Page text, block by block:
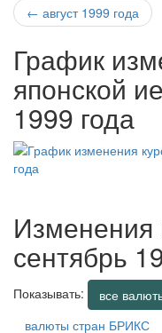
← август 1999 года
График
японской
1999 года
Изменения
сентябрь
Показывать: все
валюты стран БРИКС